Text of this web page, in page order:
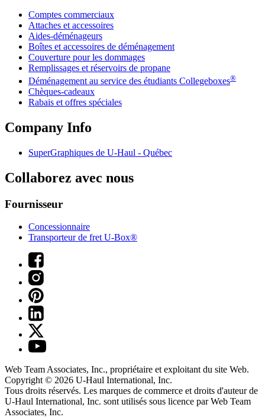
Comptes commerciaux
Attaches et accessoires
Aides-déménageurs
Boîtes et accessoires de déménagement
Couverture pour les dommages
Remplissages et réservoirs de propane
Déménagement au service des étudiants Collegeboxes®
Chèques-cadeaux
Rabais et offres spéciales
Company Info
SuperGraphiques de U-Haul - Québec
Collaborez avec nous
Fournisseur
Concessionnaire
Transporteur de fret U-Box®
Web Team Associates, Inc., propriétaire et exploitant du site Web.
Copyright © 2026 U-Haul International, Inc.
Tous droits réservés. Les marques de commerce et droits d'auteur de
U-Haul International, Inc. sont utilisés sous licence par Web Team
Associates, Inc.